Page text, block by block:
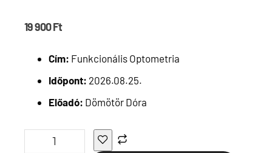
19 900Ft
Cím: Funkcionális Optometria
Időpont: 2026.08.25.
Előadó: Dömötör Dóra